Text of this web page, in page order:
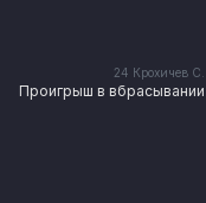
24 Крохичев С.
Проигрыш в вбрасывании